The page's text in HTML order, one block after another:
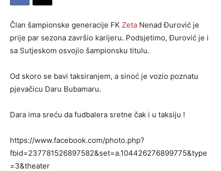
Član šampionske generacije FK Zeta Nenad Đurović je
prije par sezona završio karijeru. Podsjetimo, Đurović je i
sa Sutjeskom osvojio šampionsku titulu.
Od skoro se bavi taksiranjem, a sinoć je vozio poznatu
pjevačicu Daru Bubamaru.
Dara ima sreću da fudbalera sretne čak i u taksiju !
https://www.facebook.com/photo.php?
fbid=237781526897582&set=a.104426276899775&type
=3&theater